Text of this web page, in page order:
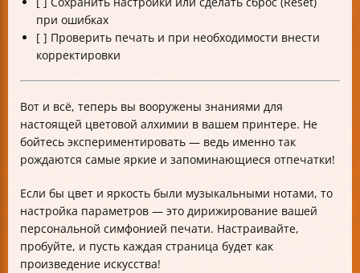
при ошибках
[ ] Проверить печать и при необходимости внести
корректировки
Вот и всё, теперь вы вооружены знаниями для
настоящей цветовой алхимии в вашем принтере. Не
бойтесь экспериментировать — ведь именно так
рождаются самые яркие и запоминающиеся отпечатки!
Если бы цвет и яркость были музыкальными нотами, то
настройка параметров — это дирижирование вашей
персональной симфонией печати. Настраивайте,
пробуйте, и пусть каждая страница будет как
произведение искусства!